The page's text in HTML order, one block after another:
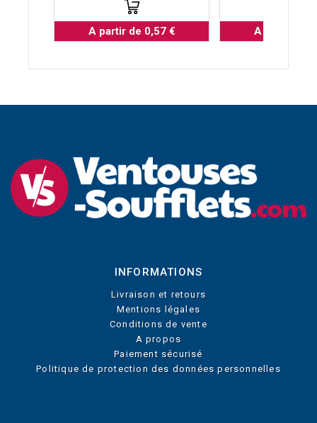
A partir de 0,57 € A partir de
INFORMATIONS
Livraison et retours
Mentions légales
Conditions de vente
A propos
Paiement sécurisé
Politique de protection des données personnelles